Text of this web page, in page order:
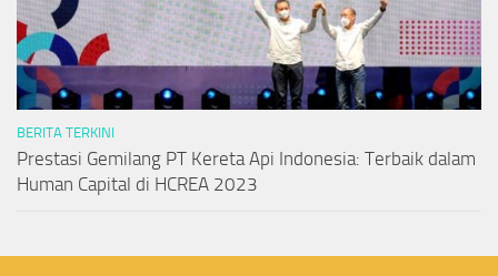
BERITA TERKINI
Prestasi Gemilang PT Kereta Api Indonesia: Terbaik dalam
Human Capital di HCREA 2023